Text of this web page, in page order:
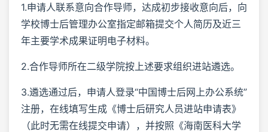
1.申请人联系意向合作导师，达成初步接收意向后，向
学校博士后管理办公室指定邮箱提交个人简历及近三
年主要学术成果证明电子材料。
2.合作导师所在二级学院按上述要求组织进站遴选。
3.遴选通过后，申请人登录“中国博士后网上办公系统”
注册，在线填写生成《博士后研究人员进站申请表》
（此时无需在线提交申请），并按照《海南医科大学